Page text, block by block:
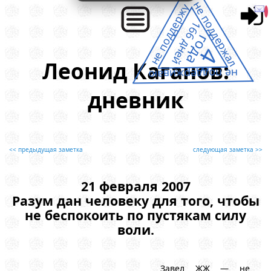
Леонид Каганов:
дневник
<< предыдущая заметка следующая заметка >>
21 февраля 2007
Разум дан человеку для того, чтобы
не беспокоить по пустякам силу
воли.
Завел ЖЖ — не
не поддержал
не поддерживаю
не поддержу4
года
166 дней